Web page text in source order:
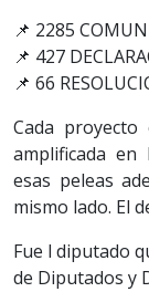
📌 2285
📌 427
📌 66
Cada
amplificada en
esas peleas
mismo lado. El
Fue l diputado
de Diputados y